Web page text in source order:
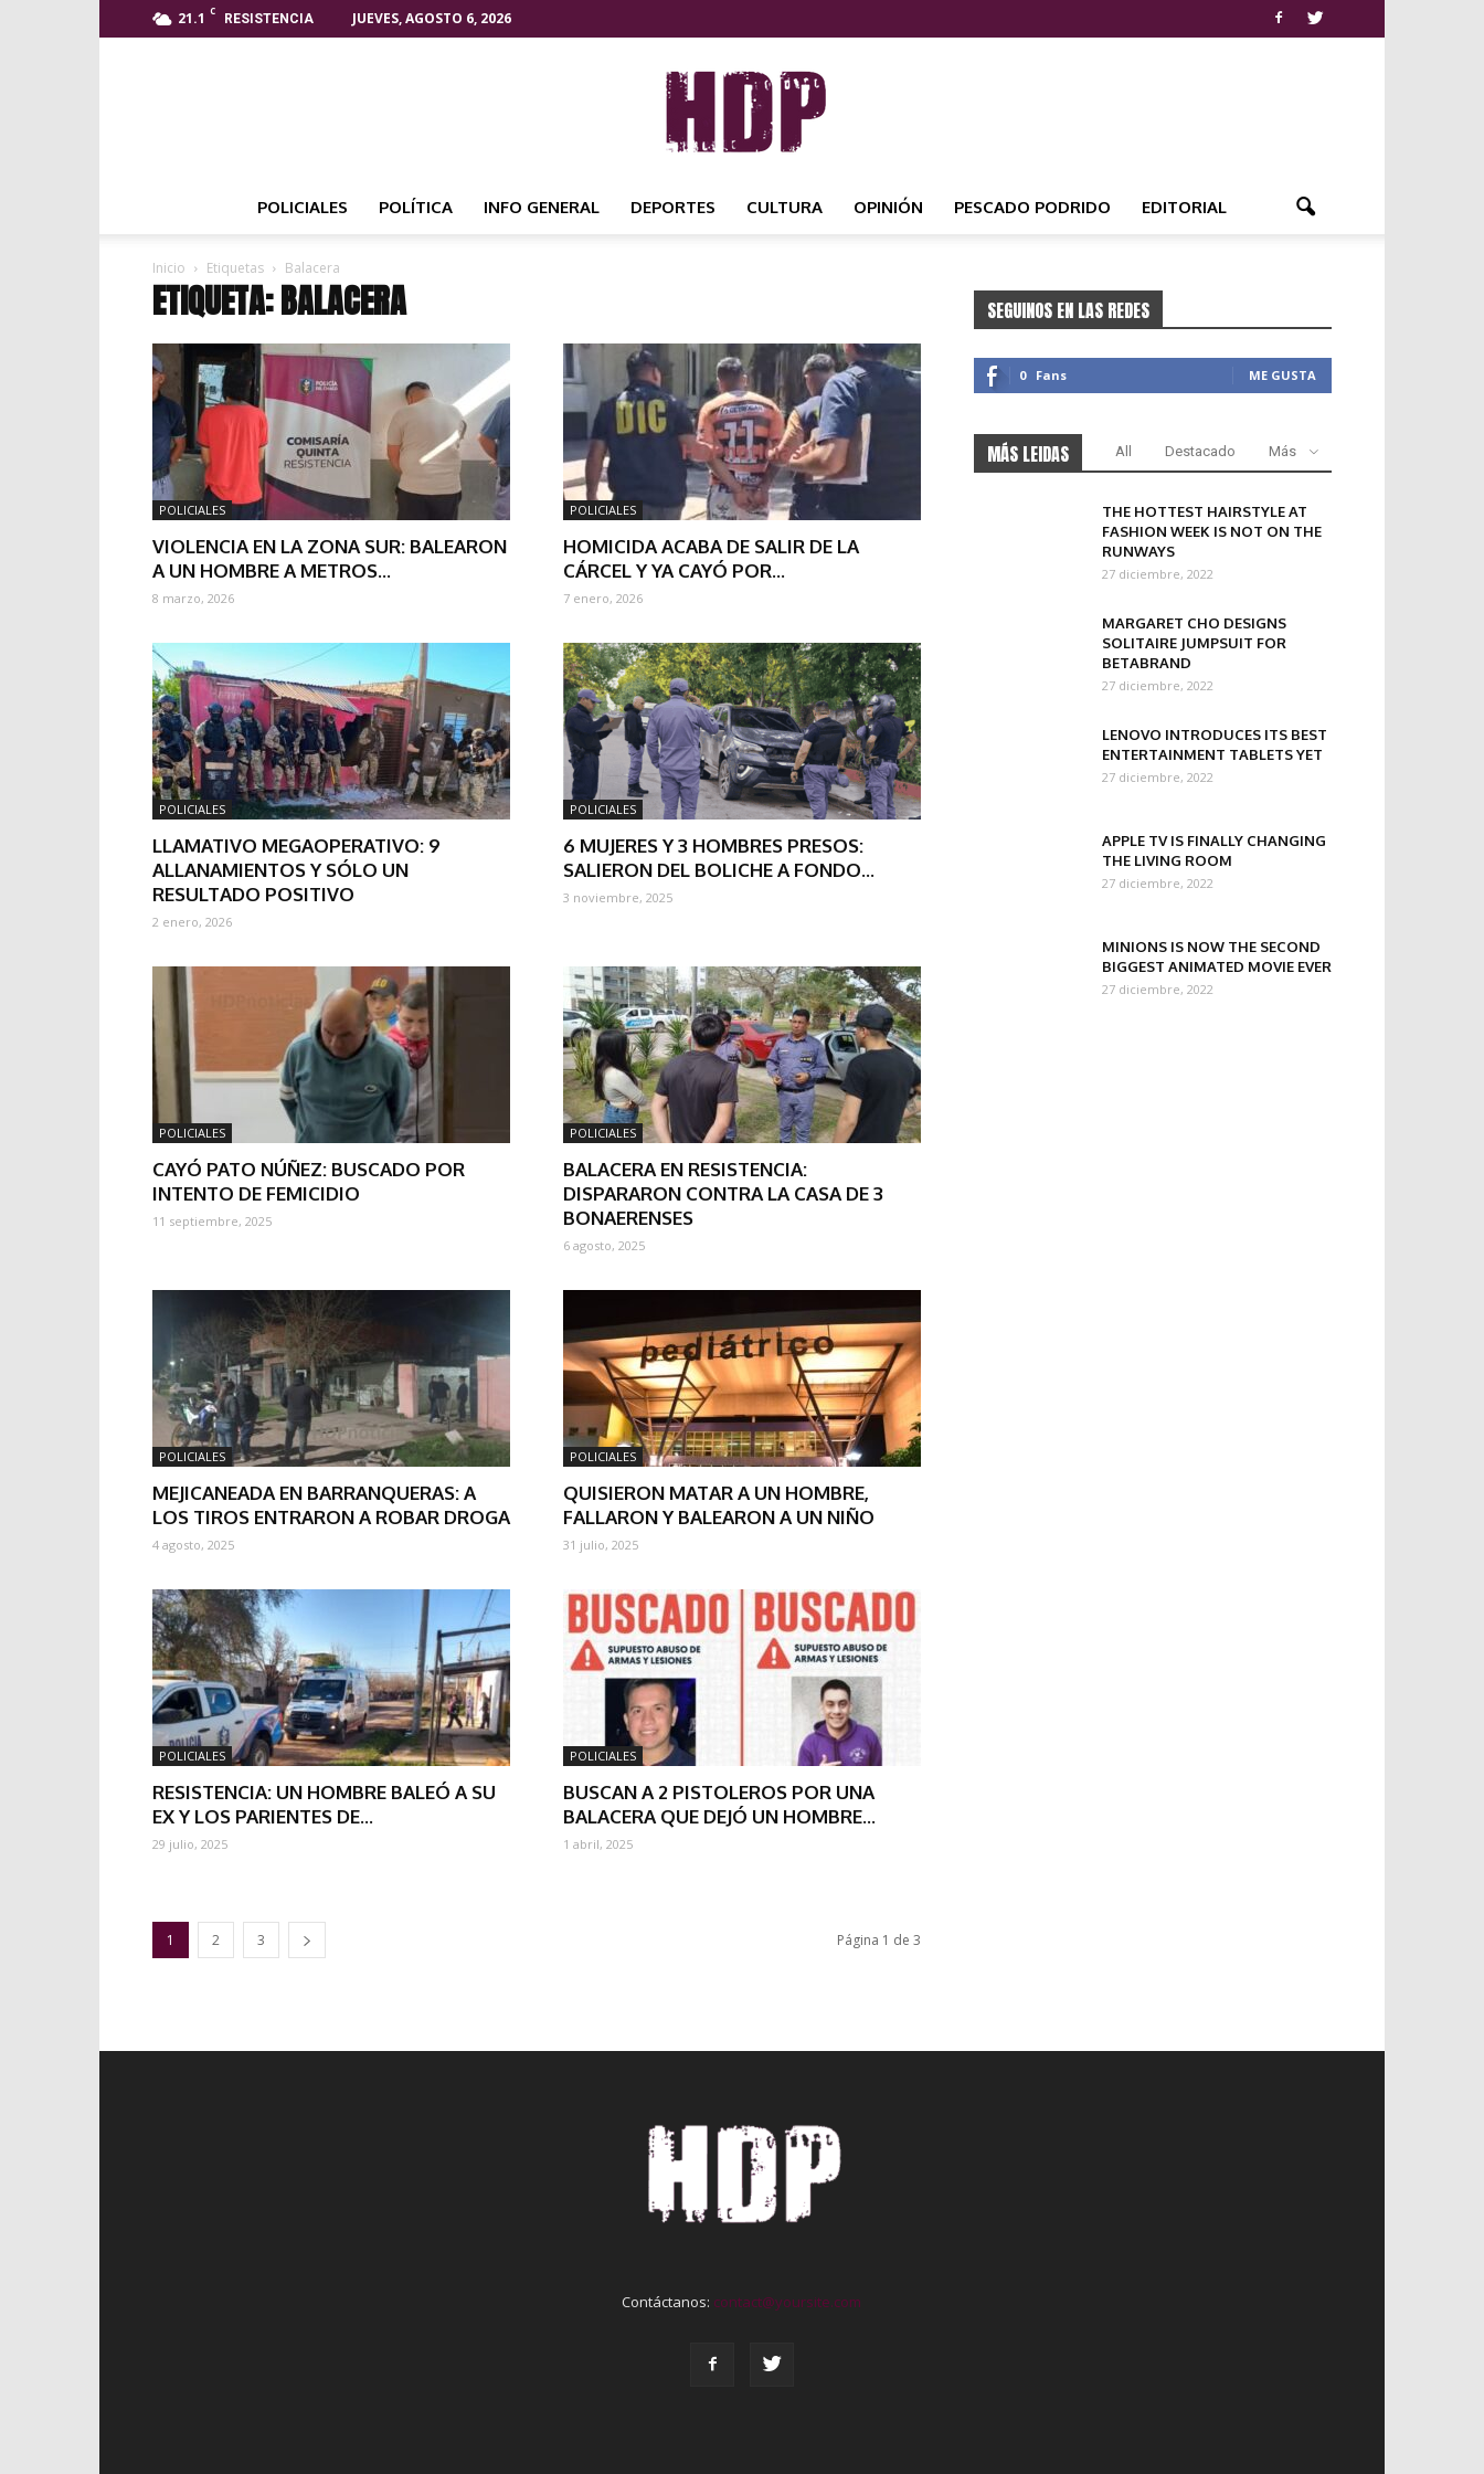
21.1 C
RESISTENCIA JUEVES, AGOSTO 6, 2026
NOTICIAS
POLICIALES POLÍTICA INFO GENERAL DEPORTES CULTURA OPINIÓN PESCADO PODRIDO EDITORIAL
Inicio Etiquetas Balacera
ETIQUETA: BALACERA
POLICIALES
VIOLENCIA EN LA ZONA SUR: BALEARON
A UN HOMBRE A METROS...
8 marzo, 2026
POLICIALES
HOMICIDA ACABA DE SALIR DE LA
CÁRCEL Y YA CAYÓ POR...
7 enero, 2026
POLICIALES
LLAMATIVO MEGAOPERATIVO: 9
ALLANAMIENTOS Y SÓLO UN
RESULTADO POSITIVO
2 enero, 2026
POLICIALES
6 MUJERES Y 3 HOMBRES PRESOS:
SALIERON DEL BOLICHE A FONDO...
3 noviembre, 2025
POLICIALES
CAYÓ PATO NÚÑEZ: BUSCADO POR
INTENTO DE FEMICIDIO
11 septiembre, 2025
POLICIALES
BALACERA EN RESISTENCIA:
DISPARARON CONTRA LA CASA DE 3
BONAERENSES
6 agosto, 2025
POLICIALES
MEJICANEADA EN BARRANQUERAS: A
LOS TIROS ENTRARON A ROBAR DROGA
4 agosto, 2025
POLICIALES
QUISIERON MATAR A UN HOMBRE,
FALLARON Y BALEARON A UN NIÑO
31 julio, 2025
POLICIALES
RESISTENCIA: UN HOMBRE BALEÓ A SU
EX Y LOS PARIENTES DE...
29 julio, 2025
POLICIALES
BUSCAN A 2 PISTOLEROS POR UNA
BALACERA QUE DEJÓ UN HOMBRE...
1 abril, 2025
1 2 3 Página 1 de 3
SEGUINOS EN LAS REDES
0 Fans ME GUSTA
MÁS LEIDAS All Destacado Más
THE HOTTEST HAIRSTYLE AT
FASHION WEEK IS NOT ON THE
RUNWAYS
27 diciembre, 2022
MARGARET CHO DESIGNS
SOLITAIRE JUMPSUIT FOR
BETABRAND
27 diciembre, 2022
LENOVO INTRODUCES ITS BEST
ENTERTAINMENT TABLETS YET
27 diciembre, 2022
APPLE TV IS FINALLY CHANGING
THE LIVING ROOM
27 diciembre, 2022
MINIONS IS NOW THE SECOND
BIGGEST ANIMATED MOVIE EVER
27 diciembre, 2022
Contáctanos: contact@yoursite.com